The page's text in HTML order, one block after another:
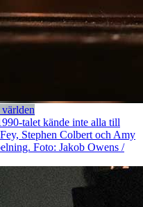
talet kände inte alla till
Stephen Colbert och Amy
Foto: Jakob Owens /